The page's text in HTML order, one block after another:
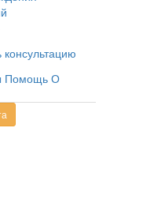
консультацию
Помощь О